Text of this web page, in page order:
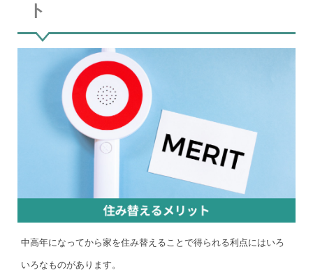
ト
中高年になってから家を住み替えることで得られる利点にはいろ
いろなものがあります。